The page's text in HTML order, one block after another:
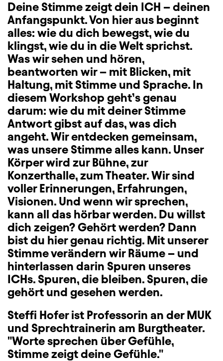
Deine Stimme zeigt dein ICH – deinen
Anfangspunkt. Von hier aus beginnt
alles: wie du dich bewegst, wie du
klingst, wie du in die Welt sprichst.
Was wir sehen und hören,
beantworten wir – mit Blicken, mit
Haltung, mit Stimme und Sprache. In
diesem Workshop geht’s genau
darum: wie du mit deiner Stimme
Antwort gibst auf das, was dich
angeht. Wir entdecken gemeinsam,
was unsere Stimme alles kann. Unser
Körper wird zur Bühne, zur
Konzerthalle, zum Theater. Wir sind
voller Erinnerungen, Erfahrungen,
Visionen. Und wenn wir sprechen,
kann all das hörbar werden. Du willst
dich zeigen? Gehört werden? Dann
bist du hier genau richtig. Mit unserer
Stimme verändern wir Räume – und
hinterlassen darin Spuren unseres
ICHs. Spuren, die bleiben. Spuren, die
gehört und gesehen werden.
Steffi Hofer ist Professorin an der MUK
und Sprechtrainerin am Burgtheater.
"Worte sprechen über Gefühle,
Stimme zeigt deine Gefühle."